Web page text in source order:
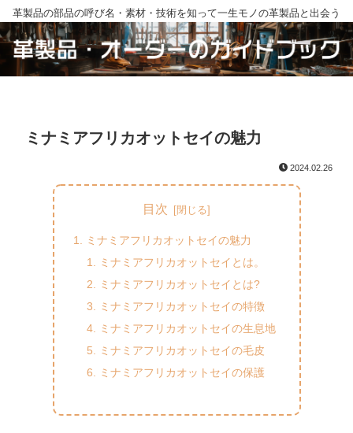
革製品の部品の呼び名・素材・技術を知って一生モノの革製品と出会う
ミナミアフリカオットセイの魅力
2024.02.26
目次
ミナミアフリカオットセイの魅力
ミナミアフリカオットセイとは。
ミナミアフリカオットセイとは?
ミナミアフリカオットセイの特徴
ミナミアフリカオットセイの生息地
ミナミアフリカオットセイの毛皮
ミナミアフリカオットセイの保護